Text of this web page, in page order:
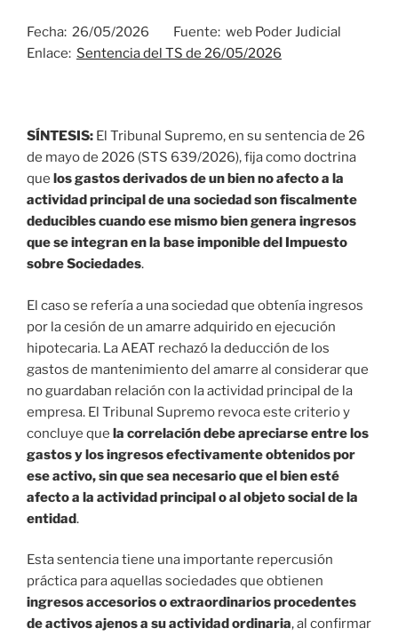
Fecha: 26/05/2026 Fuente: web Poder Judicial
Enlace: Sentencia del TS de 26/05/2026
SÍNTESIS: El Tribunal Supremo, en su sentencia de 26
de mayo de 2026 (STS 639/2026), fija como doctrina
que los gastos derivados de un bien no afecto a la
actividad principal de una sociedad son fiscalmente
deducibles cuando ese mismo bien genera ingresos
que se integran en la base imponible del Impuesto
sobre Sociedades.
El caso se refería a una sociedad que obtenía ingresos
por la cesión de un amarre adquirido en ejecución
hipotecaria. La AEAT rechazó la deducción de los
gastos de mantenimiento del amarre al considerar que
no guardaban relación con la actividad principal de la
empresa. El Tribunal Supremo revoca este criterio y
concluye que la correlación debe apreciarse entre los
gastos y los ingresos efectivamente obtenidos por
ese activo, sin que sea necesario que el bien esté
afecto a la actividad principal o al objeto social de la
entidad.
Esta sentencia tiene una importante repercusión
práctica para aquellas sociedades que obtienen
ingresos accesorios o extraordinarios procedentes
de activos ajenos a su actividad ordinaria, al confirmar